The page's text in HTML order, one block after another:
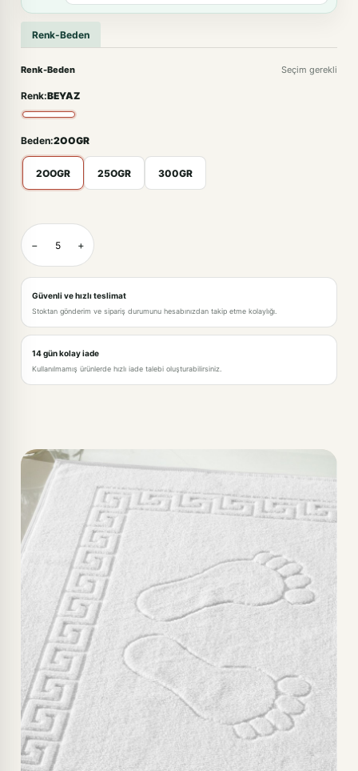
Renk-Beden
Renk-Beden Seçim gerekli
Renk:BEYAZ
Beden:2OOGR
2OOGR 25OGR 300GR
BEYAZ-25OGR · +32,00TL
BEYAZ-300GR · +71,00TL
− +
Güvenli ve hızlı teslimat
Stoktan gönderim ve sipariş durumunu hesabınızdan takip etme kolaylığı.
14 gün kolay iade
Kullanılmamış ürünlerde hızlı iade talebi oluşturabilirsiniz.